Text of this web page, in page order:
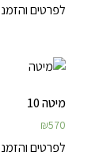
לפרטים
מיטה 10
₪570
לפרטים